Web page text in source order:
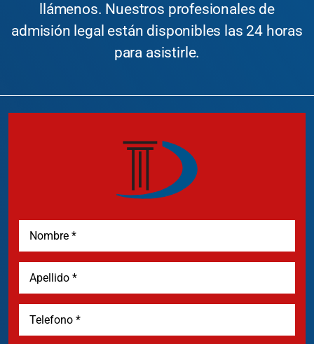
llámenos. Nuestros profesionales de
admisión legal están disponibles las 24 horas
para asistirle.